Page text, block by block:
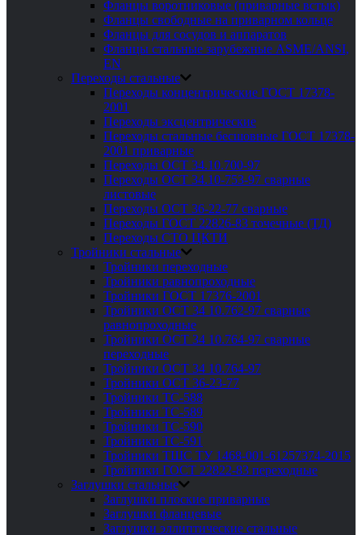
Фланцы воротниковые (приварные встык)
Фланцы свободные на приварном кольце
Фланцы для сосудов и аппаратов
Фланцы стальные зарубежные ASME/ANSI,
EN
Переходы стальные
Переходы концентрические ГОСТ 17378-
2001
Переходы эксцентрические
Переходы стальные бесшовные ГОСТ 17378-
2001 приварные
Переходы ОСТ 34.10.700-97
Переходы ОСТ 34.10-753-97 сварные
листовые
Переходы ОСТ 36-22-77 сварные
Переходы ГОСТ 22826-83 точечные (ТД)
Переходы СТО ЦКТИ
Тройники стальные
Тройники переходные
Тройники равнопроходные
Тройники ГОСТ 17376-2001
Тройники ОСТ 34 10.762-97 сварные
равнопроходные
Тройники ОСТ 34 10.764-97 сварные
переходные
Тройники ОСТ 34 10.764-97
Тройники ОСТ 36-23-77
Тройники ТС-588
Тройники ТС-589
Тройники ТС-590
Тройники ТС-591
Тройники ТШС ТУ 1468-001-61257374-2015
Тройники ГОСТ 22822-83 переходные
Заглушки стальные
Заглушки плоские приварные
Заглушки фланцевые
Заглушки эллиптические стальные